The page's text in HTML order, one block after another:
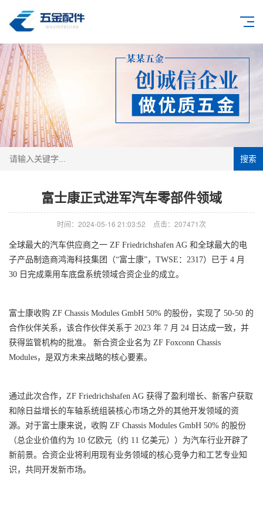
搜索
富士康正式进军汽车零部件领域
时间：2024-05-16 21:03:52 点击：207471次
全球最大的汽车供应商之一 ZF Friedrichshafen AG 和全球最大的电
子产品制造商鸿海科技集团（“富士康”，TWSE：2317）已于 4 月
30 日完成乘用车底盘系统领域合资企业的成立。
富士康收购 ZF Chassis Modules GmbH 50% 的股份，实现了 50-50 的
合作伙伴关系，该合作伙伴关系于 2023 年 7 月 24 日达成一致，并
获得监管机构的批准。 新合资企业名为 ZF Foxconn Chassis
Modules，是双方未来战略的核心要素。
通过此次合作，ZF Friedrichshafen AG 获得了盈利增长、新客户获取
和除日益增长的车轴系统组装核心市场之外的其他开发领域的资
源。对于富士康来说，收购 ZF Chassis Modules GmbH 50% 的股份
（总企业价值约为 10 亿欧元（约 11 亿美元））为汽车行业开辟了
新前景。合资企业将利用现有业务领域的核心竞争力和工艺专业知
识，共同开发新市场。